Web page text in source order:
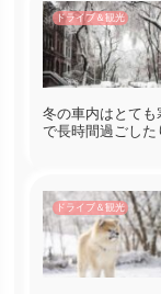
ドライブ＆観光
冬の車内はとて
で長時間過ごし
命に関わること
場所でも快適に
ドライブ＆観光